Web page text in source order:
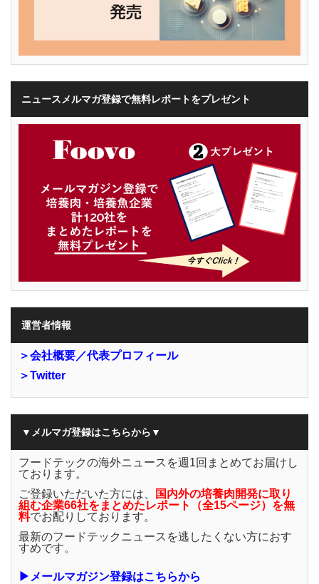
ニュースメルマガ登録で無料レポートをプレゼント
運営者情報
＞会社概要／代表プロフィール
＞Twitter
▼メルマガ登録はこちらから▼
フードテックの海外ニュースを週1回まとめてお届けし
ております。
ご登録いただいた方には、
国内外の培養肉開発に取り
組む企業66社をまとめたレポート（全15ページ）を無
料でお配りしております。
最新のフードテックニュースを逃したくない方におす
すめです。
▶メールマガジン登録はこちらから